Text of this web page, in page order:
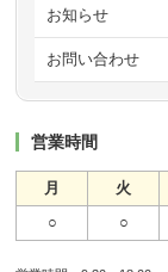
お知らせ
お問い合わせ
営業時間
月 火
○
○